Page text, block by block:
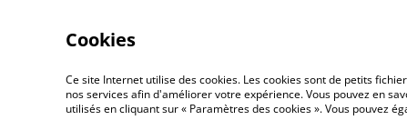
©2026 Atelier Aubel
Cookies
Ce site Internet utilise des cookies. Les cookies sont de petits
nos services afin d'améliorer votre expérience. Vous pouvez en
utilisés en cliquant sur « Paramètres des cookies ». Vous pouvez